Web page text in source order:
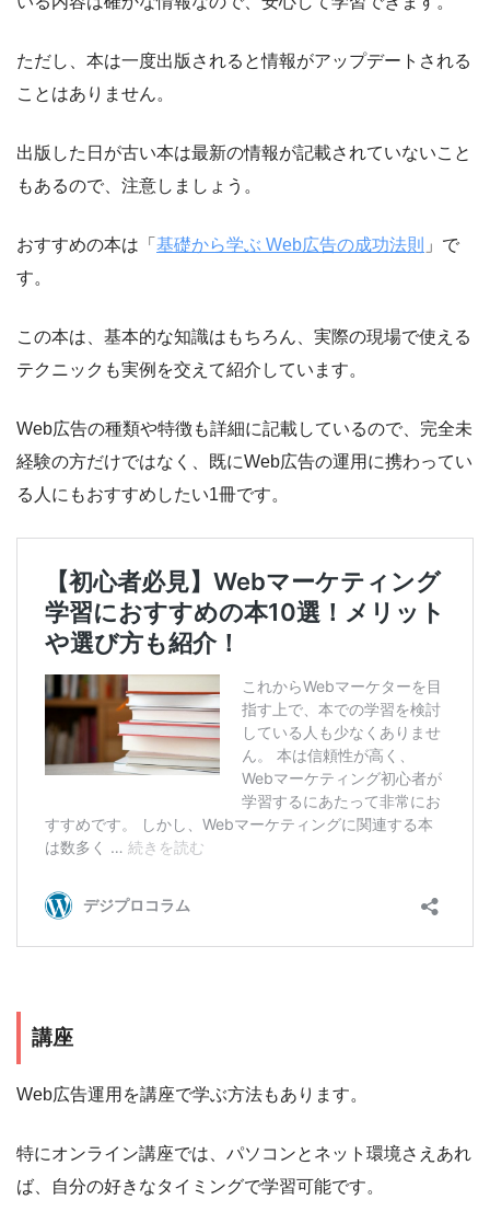
ただし、本は一度出版されると情報がアップデートされる
ことはありません。
出版した日が古い本は最新の情報が記載されていないこと
もあるので、注意しましょう。
おすすめの本は「 基礎から学ぶ Web広告の成功法則 」で
す。
この本は、基本的な知識はもちろん、実際の現場で使える
テクニックも実例を交えて紹介しています。
Web広告の種類や特徴も詳細に記載しているので、完全未
経験の方だけではなく、既にWeb広告の運用に携わってい
る人にもおすすめしたい1冊です。
講座
Web広告運用を講座で学ぶ方法もあります。
特にオンライン講座では、パソコンとネット環境さえあれ
ば、自分の好きなタイミングで学習可能です。